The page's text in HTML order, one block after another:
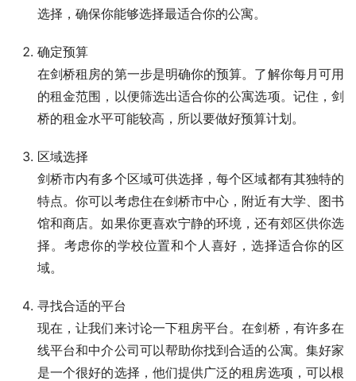
选择，确保你能够选择最适合你的公寓。
确定预算
在剑桥租房的第一步是明确你的预算。了解你每月可用
的租金范围，以便筛选出适合你的公寓选项。记住，剑
桥的租金水平可能较高，所以要做好预算计划。
区域选择
剑桥市内有多个区域可供选择，每个区域都有其独特的
特点。你可以考虑住在剑桥市中心，附近有大学、图书
馆和商店。如果你更喜欢宁静的环境，还有郊区供你选
择。考虑你的学校位置和个人喜好，选择适合你的区
域。
寻找合适的平台
现在，让我们来讨论一下租房平台。在剑桥，有许多在
线平台和中介公司可以帮助你找到合适的公寓。集好家
是一个很好的选择，他们提供广泛的租房选项，可以根